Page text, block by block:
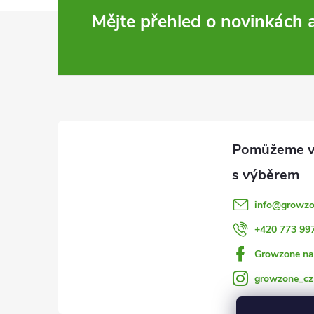
Mějte přehled o novinkách
info@
+420 773
Growzone
growzone_cz